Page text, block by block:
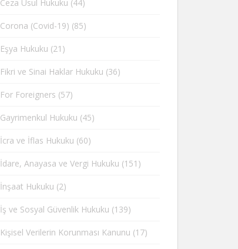
Ceza Usul Hukuku (44)
Corona (Covid-19) (85)
Eşya Hukuku (21)
Fikri ve Sinai Haklar Hukuku (36)
For Foreigners (57)
Gayrimenkul Hukuku (45)
İcra ve İflas Hukuku (60)
İdare, Anayasa ve Vergi Hukuku (151)
İnşaat Hukuku (2)
İş ve Sosyal Güvenlik Hukuku (139)
Kişisel Verilerin Korunması Kanunu (17)